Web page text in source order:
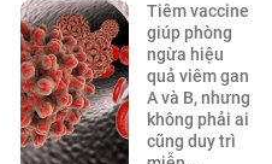
Tiêm vaccine
giúp phòng
ngừa hiệu
quả viêm gan
A và B, nhưng
không phải ai
cũng duy trì